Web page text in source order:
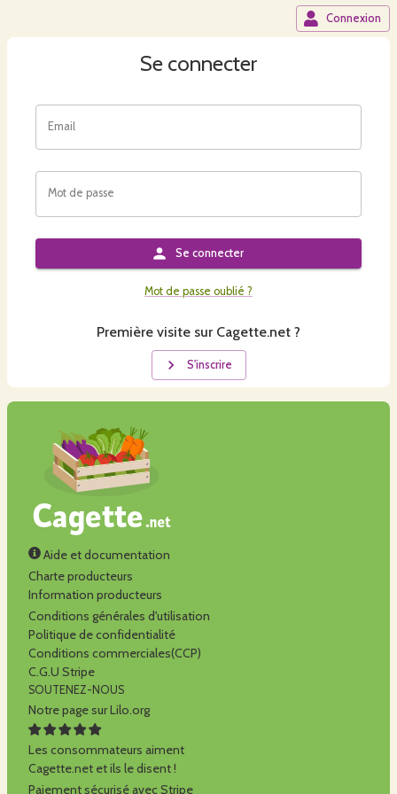
Connexion
Se connecter
Email
Mot de passe
Se connecter
Mot de passe oublié ?
Première visite sur Cagette.net ?
S'inscrire
Aide et documentation
Charte producteurs
Information producteurs
Conditions générales d'utilisation
Politique de confidentialité
Conditions commerciales(CCP)
C.G.U Stripe
SOUTENEZ-NOUS
Notre page sur Lilo.org
Les consommateurs aiment
Cagette.net et ils le disent !
Paiement sécurisé avec Stripe